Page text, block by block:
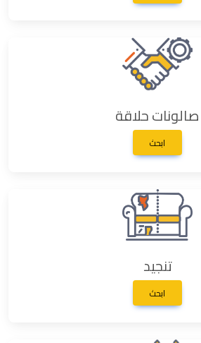
صالونات حلاقة
ابحث
تنجيد
ابحث